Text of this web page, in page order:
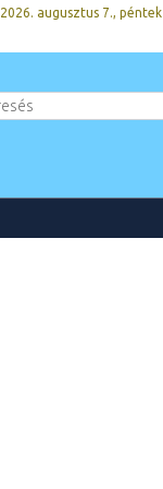
2026. augusztus 7., péntek